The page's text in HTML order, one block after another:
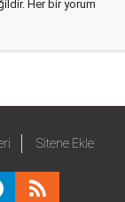
Her bir yorum
Sitene Ekle